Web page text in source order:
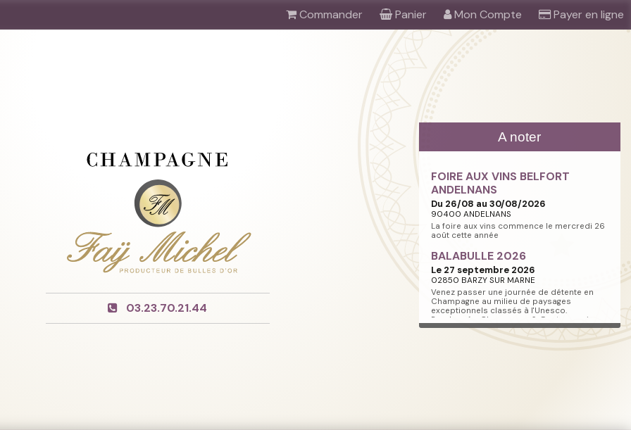
Commander Panier Mon Compte Payer en ligne
03.23.70.21.44
A noter
FOIRE AUX VINS BELFORT
ANDELNANS
Du 26/08 au 30/08/2026
90400 ANDELNANS
La foire aux vins commence le mercredi 26
août cette année
BALABULLE 2026
Le 27 septembre 2026
02850 BARZY SUR MARNE
Venez passer une journée de détente en
Champagne au milieu de paysages
exceptionnels classés à l'Unesco.
Randonnée, Champagne & Gastronomie au
RDV.